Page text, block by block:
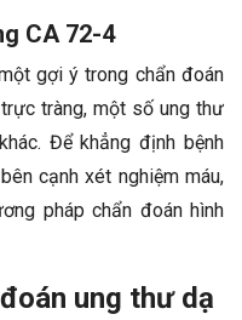
CA 72-4
gợi ý trong chẩn đoán
tràng, một số ung thư
Để khẳng định bệnh
cạnh xét nghiệm máu,
pháp chẩn đoán hình
ung thư dạ